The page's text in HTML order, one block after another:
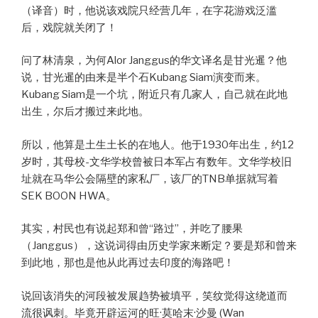
（译音）时，他说该戏院只经营几年，在字花游戏泛滥
后，戏院就关闭了！
问了林清泉，为何Alor Janggus的华文译名是甘光暹？他
说，甘光暹的由来是半个石Kubang Siam演变而来。
Kubang Siam是一个坑，附近只有几家人，自己就在此地
出生，尔后才搬过来此地。
所以，他算是土生土长的在地人。他于1930年出生，约12
岁时，其母校-文华学校曾被日本军占有数年。文华学校旧
址就在马华公会隔壁的家私厂，该厂的TNB单据就写着
SEK BOON HWA。
其实，村民也有说起郑和曾“路过”，并吃了腰果
（Janggus），这说词得由历史学家来断定？要是郑和曾来
到此地，那也是他从此再过去印度的海路吧！
说回该消失的河段被发展趋势被填平，笑纹觉得这绕道而
流很讽刺。毕竟开辟运河的旺·莫哈末·沙曼 (Wan